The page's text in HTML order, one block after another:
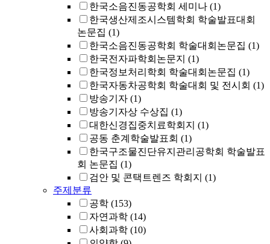
한국소음진동공학회 세미나 (1)
한국생산제조시스템학회 학술발표대회
논문집 (1)
한국소음진동공학회 학술대회논문집 (1)
한국전자파학회논문지 (1)
한국정보처리학회 학술대회논문집 (1)
한국자동차공학회 학술대회 및 전시회 (1)
방송기자 (1)
방송기자상 수상집 (1)
대한신경집중치료학회지 (1)
공동 춘계학술발표회 (1)
한국구조물진단유지관리공학회 학술발표
회 논문집 (1)
검안 및 콘택트렌즈 학회지 (1)
주제분류
공학 (153)
자연과학 (14)
사회과학 (10)